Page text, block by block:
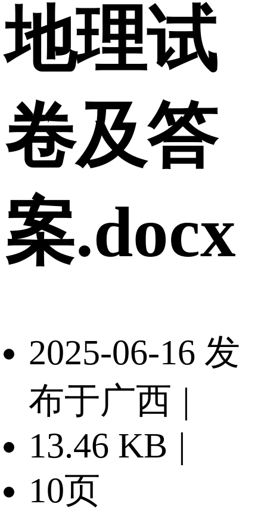
地理试
卷及答
案.docx
2025-06-16 发
布于广西 |
13.46 KB |
10页